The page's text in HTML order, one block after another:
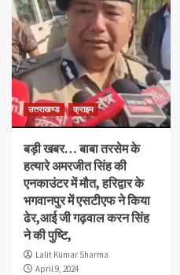
उत्तराखण्ड क्राइम
बड़ी खबर… बाबा तरसेम के
हत्यारे अमरजीत सिंह की
एनकाउंटर में मौत, हरिद्वार के
भगवानपुर में एसटीएफ ने किया
ढेर,आई जी गढ़वाल करन सिंह
ने की पुष्टि,
Lalit Kumar Sharma
April 9, 2024